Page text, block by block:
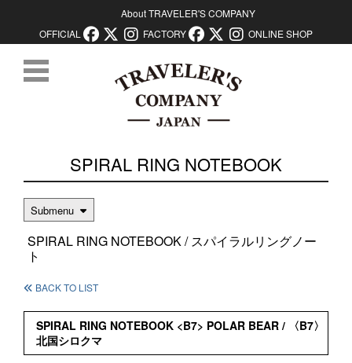
About TRAVELER'S COMPANY
OFFICIAL
FACTORY ONLINE SHOP
SPIRAL RING NOTEBOOK
Submenu
SPIRAL RING NOTEBOOK / スパイラルリングノー
ト
BACK TO LIST
SPIRAL RING NOTEBOOK <B7> POLAR BEAR / 〈B7〉
北国シロクマ